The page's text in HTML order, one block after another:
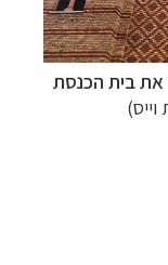
את בית הכנסת